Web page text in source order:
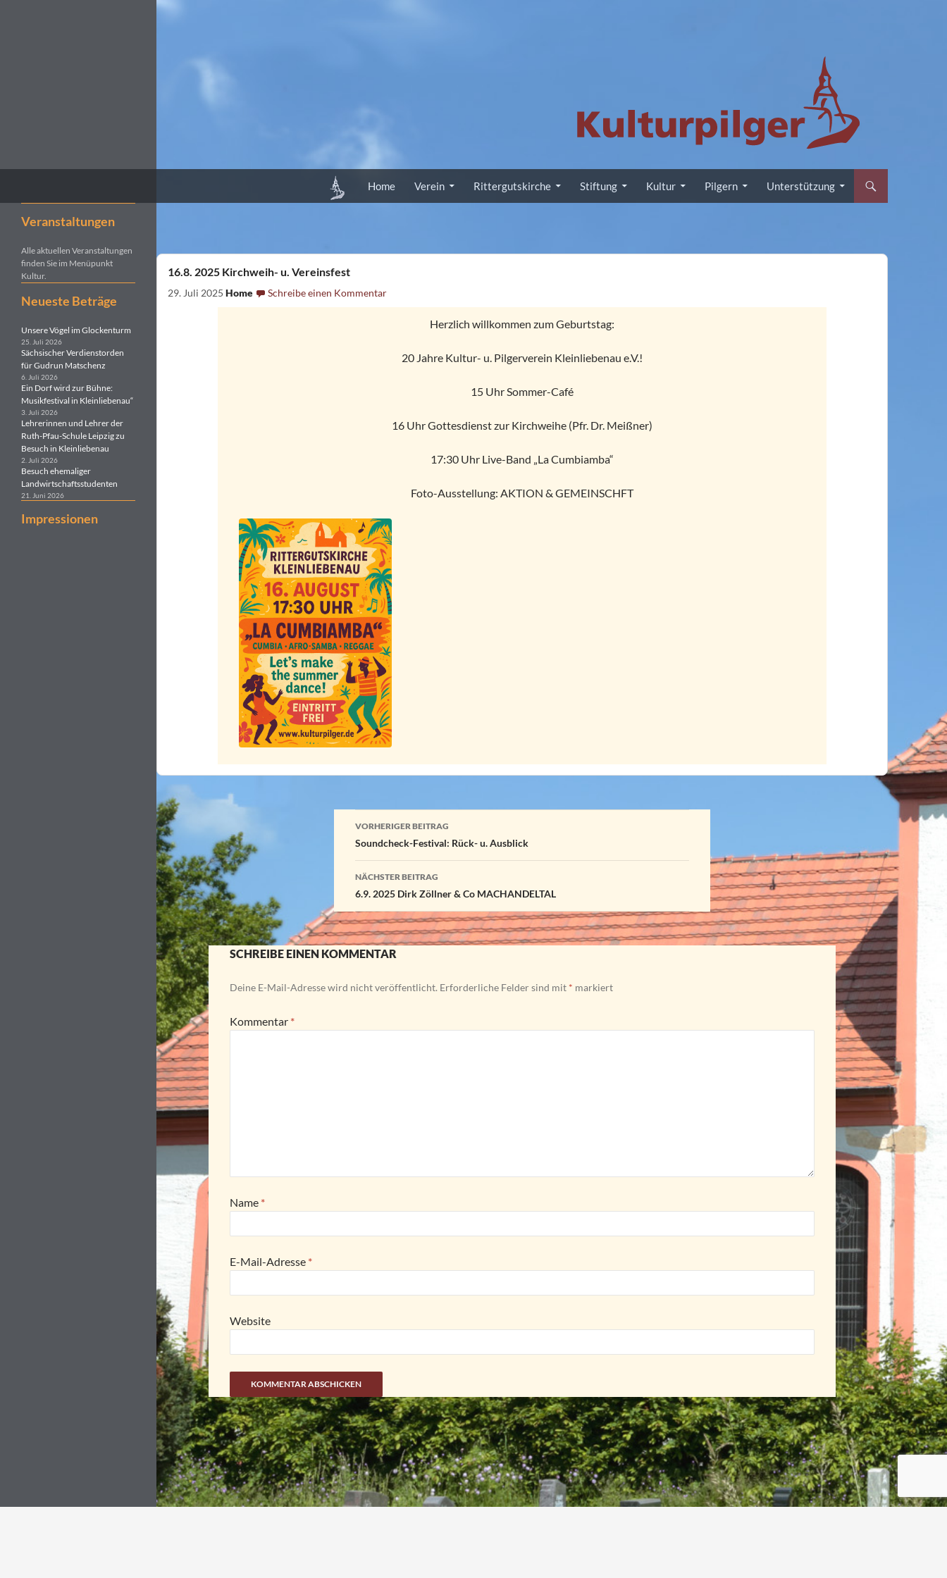
Zum Inhalt springen
Home Verein Rittergutskirche Stiftung Kultur Pilgern Unterstützung
16.8. 2025 Kirchweih- u. Vereinsfest
29. Juli 2025 Home Schreibe einen Kommentar
Herzlich willkommen zum Geburtstag:
20 Jahre Kultur- u. Pilgerverein Kleinliebenau e.V.!
15 Uhr Sommer-Café
16 Uhr Gottesdienst zur Kirchweihe (Pfr. Dr. Meißner)
17:30 Uhr Live-Band „La Cumbiamba“
Foto-Ausstellung: AKTION & GEMEINSCHFT
Beitragsnavigation
VORHERIGER BEITRAG
Soundcheck-Festival: Rück- u. Ausblick
NÄCHSTER BEITRAG
6.9. 2025 Dirk Zöllner & Co MACHANDELTAL
SCHREIBE EINEN KOMMENTAR
Deine E-Mail-Adresse wird nicht veröffentlicht. Erforderliche Felder sind mit * markiert
Kommentar *
Name *
E-Mail-Adresse *
Website
Veranstaltungen
Alle aktuellen Veranstaltungen
finden Sie im Menüpunkt
Kultur.
Neueste Beträge
Unsere Vögel im Glockenturm
25. Juli 2026
Sächsischer Verdienstorden
für Gudrun Matschenz
6. Juli 2026
Ein Dorf wird zur Bühne:
Musikfestival in Kleinliebenau“
3. Juli 2026
Lehrerinnen und Lehrer der
Ruth-Pfau-Schule Leipzig zu
Besuch in Kleinliebenau
2. Juli 2026
Besuch ehemaliger
Landwirtschaftsstudenten
21. Juni 2026
Impressionen